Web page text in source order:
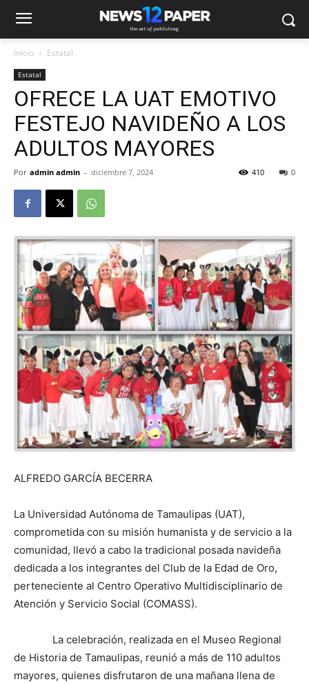
Inicio Estatal
Estatal
OFRECE LA UAT EMOTIVO
FESTEJO NAVIDEÑO A LOS
ADULTOS MAYORES
Por admin admin - diciembre 7, 2024 0
410
ALFREDO GARCÍA BECERRA
La Universidad Autónoma de Tamaulipas (UAT),
comprometida con su misión humanista y de servicio a la
comunidad, llevó a cabo la tradicional posada navideña
dedicada a los integrantes del Club de la Edad de Oro,
perteneciente al Centro Operativo Multidisciplinario de
Atención y Servicio Social (COMASS).
La celebración, realizada en el Museo Regional
de Historia de Tamaulipas, reunió a más de 110 adultos
mayores, quienes disfrutaron de una mañana llena de